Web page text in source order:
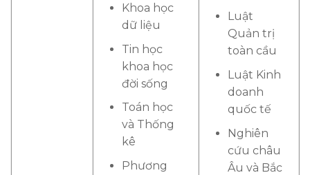
Khoa học
dữ liệu
Tin học
khoa học
đời sống
Toán học
và Thống
kê
Phương
Luật
Quản trị
toàn cầu
Luật Kinh
doanh
quốc tế
Nghiên
cứu châu
Âu và Bắc